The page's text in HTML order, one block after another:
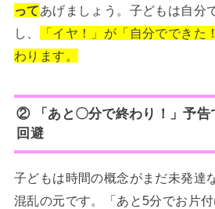
ってあげましょう。子どもは自分
し、
「イヤ！」が「自分でできた
わります。
② 「あと〇分で終わり！」予告
回避
子どもは時間の概念がまだ未発達
混乱の元です。「あと5分でお片